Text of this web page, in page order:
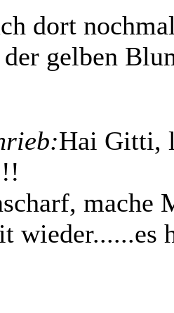
dort
gelben
Hai Gitti,
mache